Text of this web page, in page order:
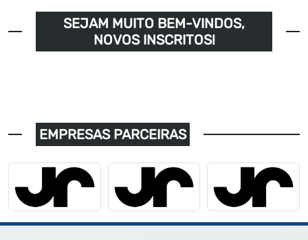
SEJAM MUITO BEM-VINDOS,
NOVOS INSCRITOS!
EMPRESAS PARCEIRAS